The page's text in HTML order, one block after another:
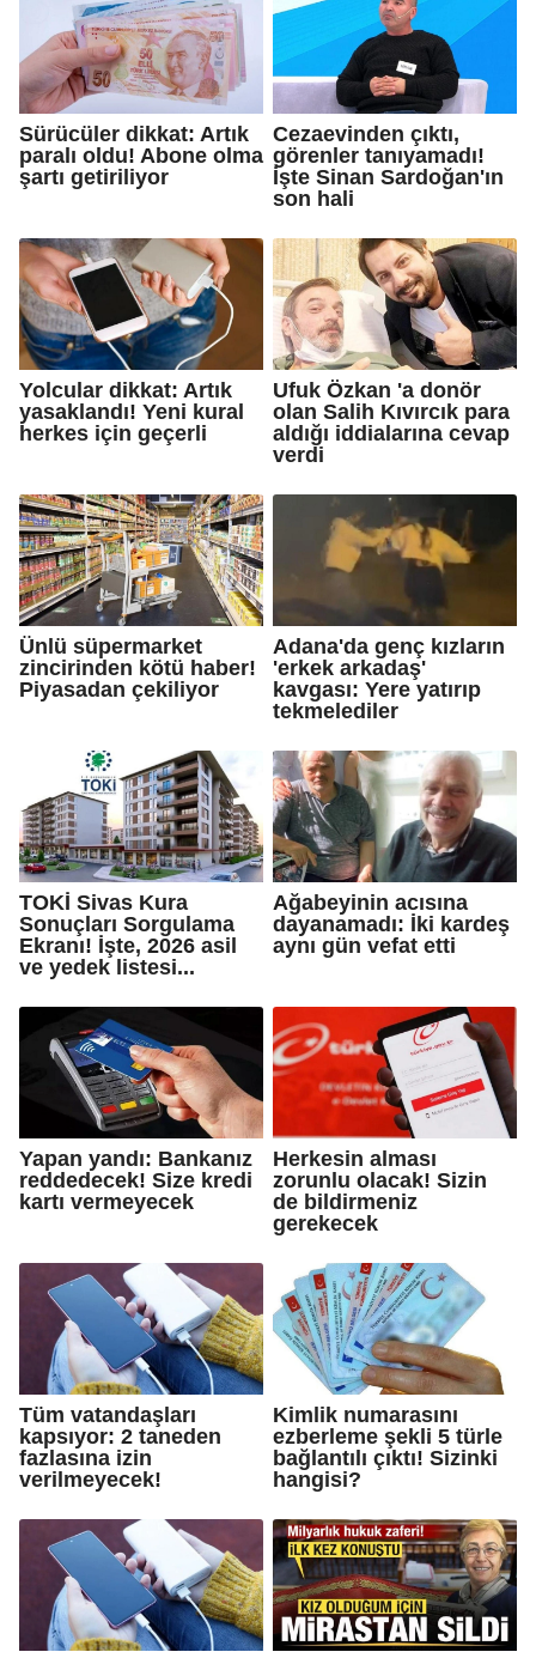
Sürücüler dikkat: Artık
paralı oldu! Abone olma
şartı getiriliyor
Cezaevinden çıktı,
görenler tanıyamadı!
İşte Sinan Sardoğan'ın
son hali
Yolcular dikkat: Artık
yasaklandı! Yeni kural
herkes için geçerli
Ufuk Özkan 'a donör
olan Salih Kıvırcık para
aldığı iddialarına cevap
verdi
Ünlü süpermarket
zincirinden kötü haber!
Piyasadan çekiliyor
Adana'da genç kızların
'erkek arkadaş'
kavgası: Yere yatırıp
tekmelediler
TOKİ Sivas Kura
Sonuçları Sorgulama
Ekranı! İşte, 2026 asil
ve yedek listesi...
Ağabeyinin acısına
dayanamadı: İki kardeş
aynı gün vefat etti
Yapan yandı: Bankanız
reddedecek! Size kredi
kartı vermeyecek
Herkesin alması
zorunlu olacak! Sizin
de bildirmeniz
gerekecek
Tüm vatandaşları
kapsıyor: 2 taneden
fazlasına izin
verilmeyecek!
Kimlik numarasını
ezberleme şekli 5 türle
bağlantılı çıktı! Sizinki
hangisi?